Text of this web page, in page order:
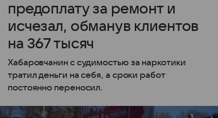
предоплату за ремонт и
исчезал, обманув клиентов
на 367 тысяч
Хабаровчанин с судимостью за наркотики
тратил деньги на себя, а сроки работ
постоянно переносил.